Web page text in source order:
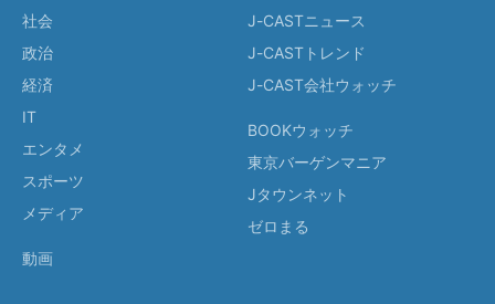
社会
政治
経済
IT
エンタメ
スポーツ
メディア
動画
J-CASTニュース
J-CASTトレンド
J-CAST会社ウォッチ
BOOKウォッチ
東京バーゲンマニア
Jタウンネット
ゼロまる